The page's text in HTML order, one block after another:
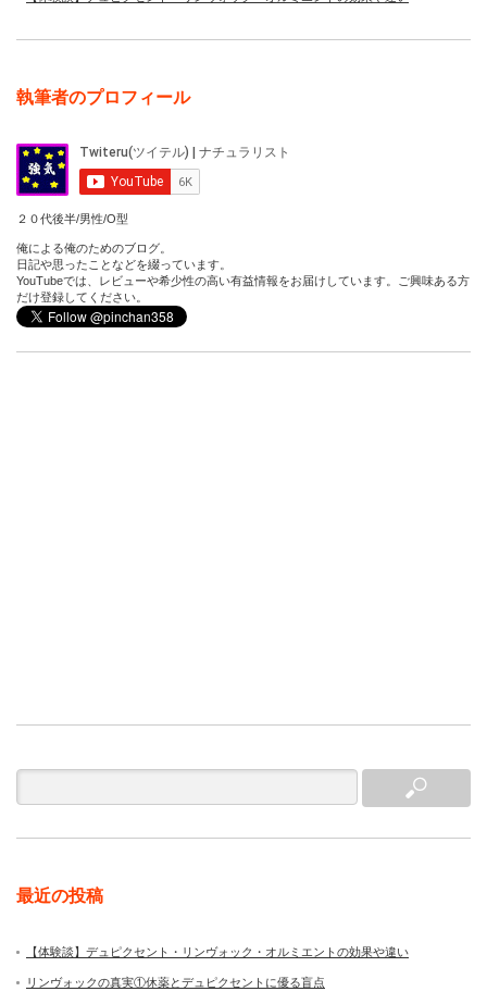
執筆者のプロフィール
２０代後半/男性/O型
俺による俺のためのブログ。
日記や思ったことなどを綴っています。
YouTubeでは、レビューや希少性の高い有益情報をお届けしています。ご興味ある方
だけ登録してください。
最近の投稿
【体験談】デュピクセント・リンヴォック・オルミエントの効果や違い
リンヴォックの真実①休薬とデュピクセントに優る盲点